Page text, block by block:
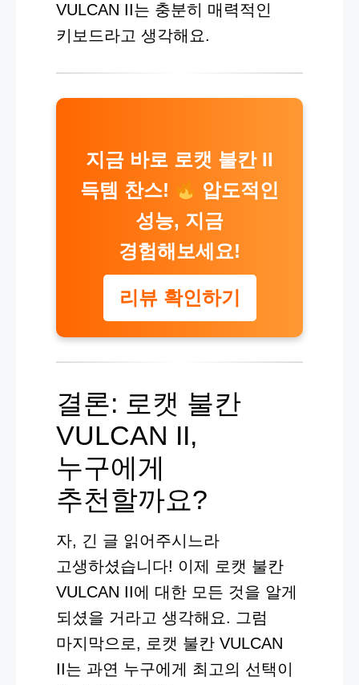
VULCAN II는 충분히 매력적인
키보드라고 생각해요.
지금 바로 로캣 불칸 II
득템 찬스!
압도적인
성능, 지금
경험해보세요!
리뷰 확인하기
결론: 로캣 불칸
VULCAN II,
누구에게
추천할까요?
자, 긴 글 읽어주시느라
고생하셨습니다! 이제 로캣 불칸
VULCAN II에 대한 모든 것을 알게
되셨을 거라고 생각해요. 그럼
마지막으로, 로캣 불칸 VULCAN
II는 과연 누구에게 최고의 선택이